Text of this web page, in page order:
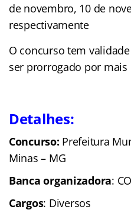
de novembro, 10 de
respectivamente
O concurso tem
ser prorrogado por mais
Detalhes:
Concurso: Prefeitura
Minas – MG
Banca organizadora:
Cargos: Diversos